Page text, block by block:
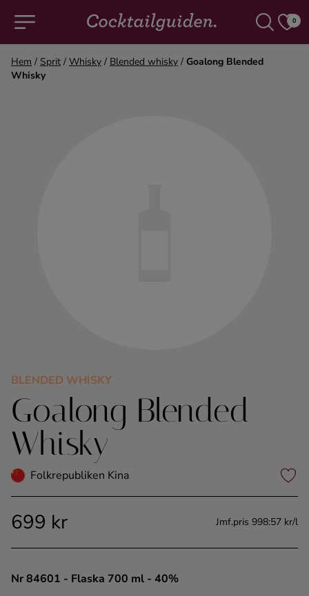
0
COCKTAILS & DRINKAR
Rom
Shots
Tequila
Hem / Sprit / Whisky / Blended whisky / Goalong Blended
Whisky
BLENDED WHISKY
Goalong Blended
Whisky
Folkrepubliken Kina
699 kr Jmf.pris 998:57 kr/l
Nr 84601 - Flaska 700 ml - 40%